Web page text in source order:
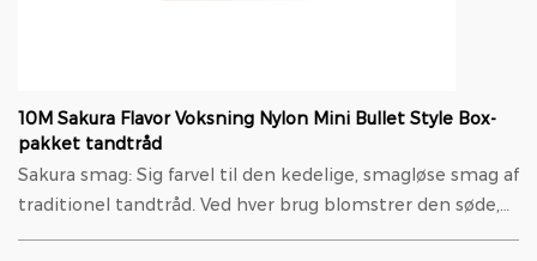
10M Sakura Flavor Voksning Nylon Mini Bullet Style Box-
pakket tandtråd
Sakura smag: Sig farvel til den kedelige, smagløse smag af
traditionel tandtråd. Ved hver brug blomstrer den søde,
delikate duft af kirsebærblomster st...